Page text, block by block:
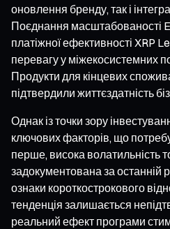
оновлення бренду, так і
Поєднання масштабованості
платіжної ефективності XRP
перевагу у міжекосистемних
Продукти для кінцевих
підтвердили життєздатність
Однак із точки зору
ключових факторів, що
перше, висока волатильність
задокументована за останній
ознаки короткострокового
тенденція залишається
реальний ефект програми